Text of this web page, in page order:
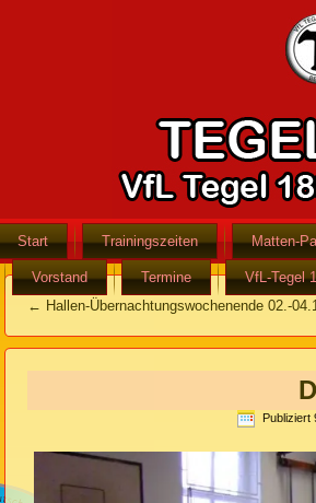
Start Trainingszeiten Matten-
Vorstand Termine
VfL-Tegel
← Hallen-Übernachtungswochenende 02.-
Publiziert